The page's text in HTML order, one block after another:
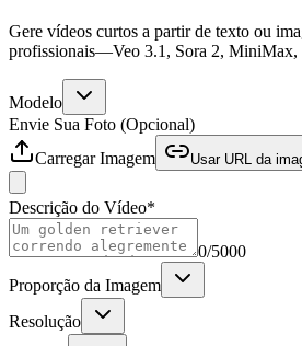
Gere vídeos curtos a partir de texto ou
profissionais—Veo 3.1, Sora 2,
Modelo
Envie Sua Foto (Opcional)
Carregar Imagem
Usar URL da
Descrição do Vídeo*
0/5000
Proporção da Imagem
Resolução